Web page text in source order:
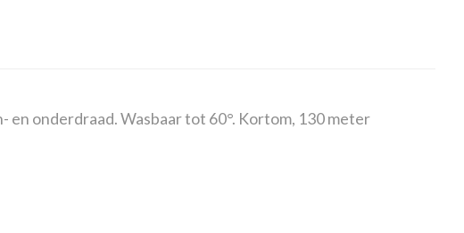
onderdraad. Wasbaar tot 60°. Kortom, 130 meter